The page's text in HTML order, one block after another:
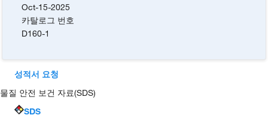
Oct-15-2025
카탈로그 번호
D160-1
성적서 요청
물질 안전 보건 자료(SDS)
SDS